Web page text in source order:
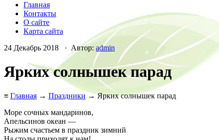
Главная
Контакты
О сайте
Карта сайта
24 Декабрь 2018 · Автор: admin
Ярких солнышек парад
≡ Главная → Праздники → Ярких солнышек парад
Море сочных мандаринов,
Апельсинов океан —
Рыжим счастьем в праздник зимний